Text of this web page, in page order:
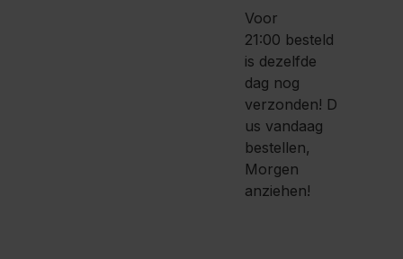
Voor
21:00 besteld
is dezelfde
dag nog
verzonden! D
us vandaag
bestellen,
Morgen
anziehen!